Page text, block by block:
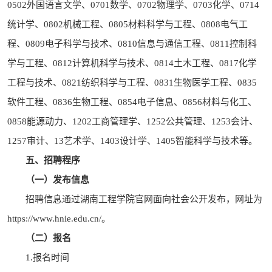
0502外国语言文学、0701数学、0702物理学、0703化学、0714
统计学、0802机械工程、0805材料科学与工程、0808电气工
程、0809电子科学与技术、0810信息与通信工程、0811控制科
学与工程、0812计算机科学与技术、0814土木工程、0817化学
工程与技术、0821纺织科学与工程、0831生物医学工程、0835
软件工程、0836生物工程、0854电子信息、0856材料与化工、
0858能源动力、1202工商管理学、1252公共管理、1253会计、
1257审计、13艺术学、1403设计学、1405智能科学与技术等。
五、招聘程序
（一）发布信息
招聘信息通过湖南工程学院官网面向社会公开发布，网址为
https://www.hnie.edu.cn/。
（二）报名
1.报名时间